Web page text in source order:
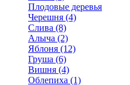
Плодовые деревья
Черешня (4)
Слива (8)
Алыча (2)
Яблоня (12)
Груша (6)
Вишня (4)
Облепиха (1)